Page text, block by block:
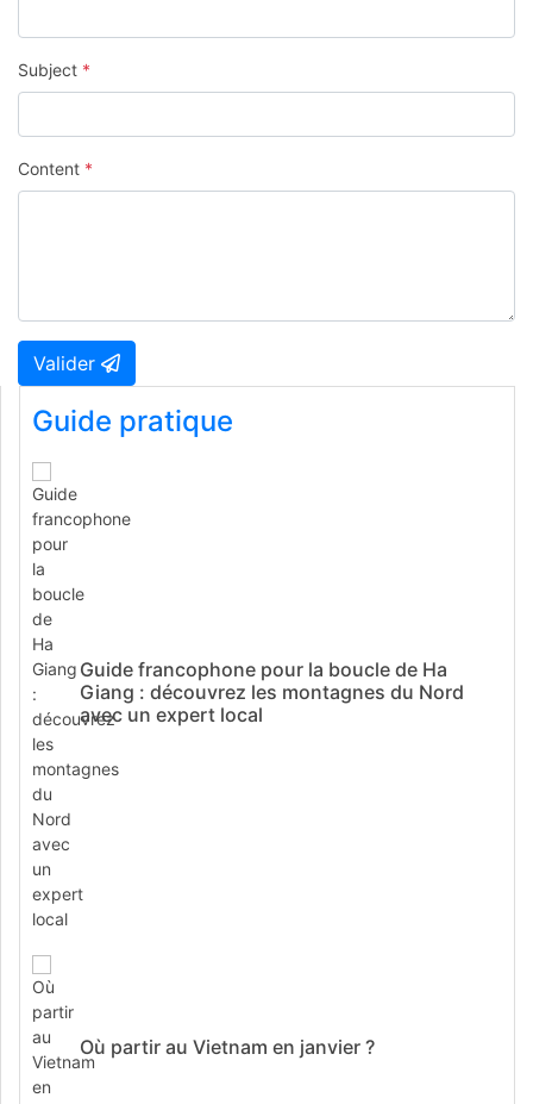
Subject *
Content *
Valider
Guide pratique
Guide francophone pour la boucle de Ha
Giang : découvrez les montagnes du Nord
avec un expert local
Où partir au Vietnam en janvier ?